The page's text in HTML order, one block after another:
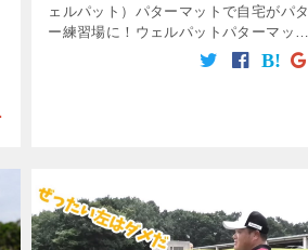
ェルパット）パターマットで自宅がパタ
ー練習場に！ウェルパットパターマット
は高品位ナイロン素材により天然芝に近
い転がりを実現！方向性、距離感、そし